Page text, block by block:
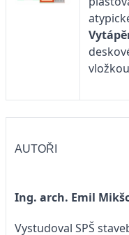
AUTOŘI
Ing. arch. Emil
Vystudoval SPŠ